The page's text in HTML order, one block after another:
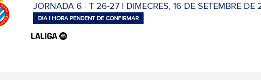
JORNADA 6 · T 26-27 | DIMECRES, 16 DE SETEMBRE DE
DIA I HORA PENDENT DE CONFIRMAR